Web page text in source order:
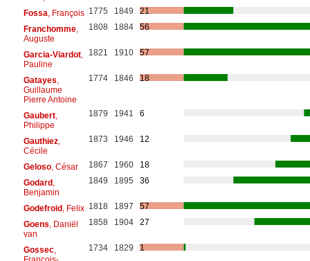
Fossa , François 1775 1849
21
Franchomme,
Auguste
1808 1884 56
Garcia-Viardot,
Pauline
1821 1910 57
Gatayes
Guillaume
Pierre Antoine
1774 1846 18
Gaubert,
Philippe
1879 1941 6
Gauthiez,
Cécile
1873 1946 12
Geloso, César 1867 1960
18
Godard,
Benjamin
1849 1895 36
Godefroid, Felix 1818 1897
57
Goens , Daniël
van
1858 1904 27
Gossec,
1734 1829 1